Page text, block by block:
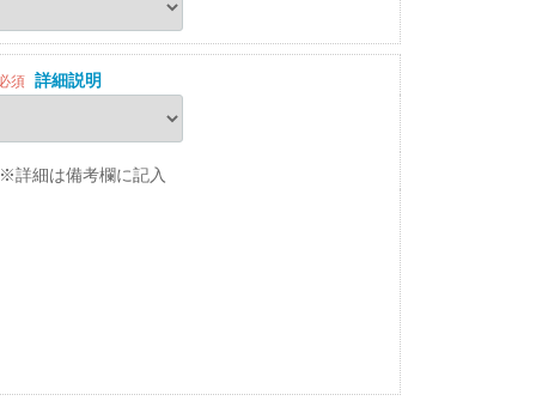
須 詳細説明
細は備考欄に記入